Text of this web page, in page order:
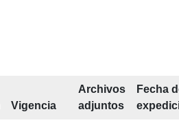
Vigencia
Archivos
adjuntos
Fecha